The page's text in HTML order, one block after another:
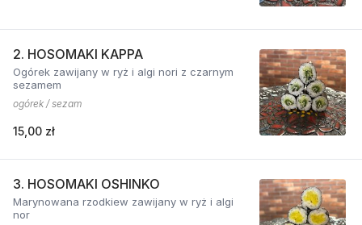
2. HOSOMAKI KAPPA
Ogórek zawijany w ryż i algi nori z czarnym
sezamem
ogórek / sezam
15,00 zł
3. HOSOMAKI OSHINKO
Marynowana rzodkiew zawijany w ryż i algi
nor